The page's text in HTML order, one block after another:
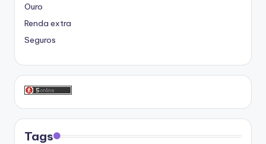
Ouro
Renda extra
Seguros
Tags